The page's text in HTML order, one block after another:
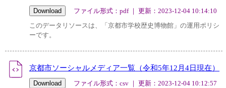
ファイル形式：pdf ｜ 更新：2023-12-04 10:14:10
このデータリソースは、「京都市学校歴史博物館」の運用ポリシ
ーです。
京都市ソーシャルメディア一覧（令和5年12月4日現在）
ファイル形式：csv ｜ 更新：2023-12-04 10:12:57